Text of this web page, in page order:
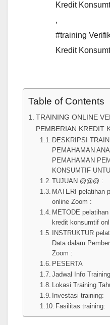
Kredit
,
#training
Kredit
Table of Contents
TRAINING ONLINE
PEMBERIAN KREDIT
DESKRIPSI
PEMAHAMAN
PEMAHAMAN
KONSUMTIF
TUJUAN @@@ :
MATERI pelatihan
online Zoom :
METODE
kredit konsumtif
INSTRUKTUR
Data dalam
Zoom :
PESERTA
Jadwal Info
Lokasi Training
Investasi training:
Fasilitas training: